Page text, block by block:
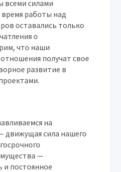
всеми силами
работы над
оставались только
о
что наши
получат свое
развитие в
на
движущая сила нашего
—
и постоянное